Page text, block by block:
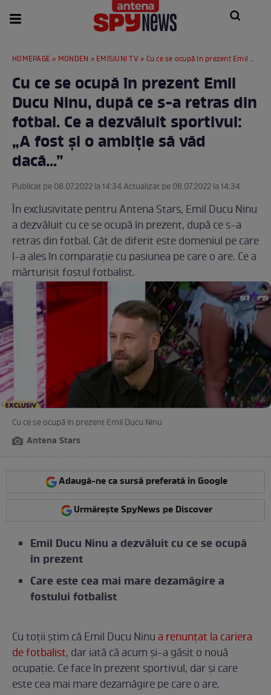
HOMEPAGE » MONDEN » EMISIUNI TV » Cu ce se ocupă în prezent Emil Ducu Ninu, după ce s-a retras din fotbal. Ce a dezvăluit sportivul: „A fost și o ambiție să văd dacă...”
Cu ce se ocupă în prezent Emil
Ducu Ninu, după ce s-a retras din
fotbal. Ce a dezvăluit sportivul:
„A fost și o ambiție să văd
dacă...”
Publicat pe 08.07.2022 la 14:34 Actualizat pe 08.07.2022 la 14:34
În exclusivitate pentru Antena Stars, Emil Ducu Ninu
a dezvăluit cu ce se ocupă în prezent, după ce s-a
retras din fotbal. Cât de diferit este domeniul pe care
l-a ales în comparație cu pasiunea pe care o are. Ce a
mărturisit fostul fotbalist.
Cu ce se ocupă în prezent Emil Ducu Ninu
Antena Stars
Adaugă-ne ca sursă preferată în Google
Urmărește SpyNews pe Discover
Emil Ducu Ninu a dezvăluit cu ce se ocupă
în prezent
Care este cea mai mare dezamăgire a
fostului fotbalist
Cu toții știm că Emil Ducu Ninua renunțat la cariera
de fotbalist, dar iată că acum și-a găsit o nouă
ocupație. Ce face în prezent sportivul, dar și care
este cea mai mare dezamăgire pe care o are.